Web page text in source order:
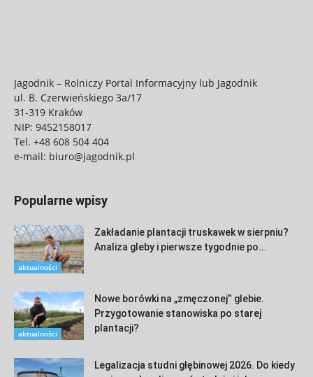
Jagodnik – Rolniczy Portal Informacyjny lub Jagodnik
ul. B. Czerwieńskiego 3a/17
31-319 Kraków
NIP: 9452158017
Tel. +48 608 504 404
e-mail: biuro@jagodnik.pl
Popularne wpisy
aktualności
Zakładanie plantacji truskawek w sierpniu?
Analiza gleby i pierwsze tygodnie po...
aktualności
Nowe borówki na „zmęczonej” glebie.
Przygotowanie stanowiska po starej
plantacji?
Legalizacja studni głębinowej 2026. Do kiedy